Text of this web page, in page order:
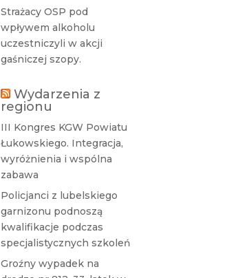
Strażacy OSP pod
wpływem alkoholu
uczestniczyli w akcji
gaśniczej szopy.
Wydarzenia z
regionu
III Kongres KGW Powiatu
Łukowskiego. Integracja,
wyróżnienia i wspólna
zabawa
Policjanci z lubelskiego
garnizonu podnoszą
kwalifikacje podczas
specjalistycznych szkoleń
Groźny wypadek na